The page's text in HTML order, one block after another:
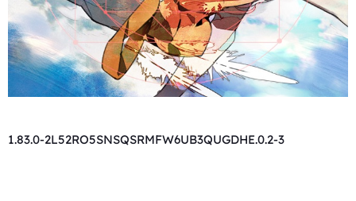
1.83.0-2L52RO5SNSQSRMFW6UB3QUGDHE.0.2-3